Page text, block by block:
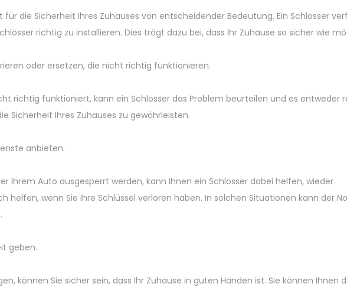
die Sicherheit Ihres Zuhauses von entscheidender Bedeutung. Ein Schlosser
richtig zu installieren. Dies trägt dazu bei, dass Ihr Zuhause so sicher wie
oder ersetzen, die nicht richtig funktionieren.
richtig funktioniert, kann ein Schlosser das Problem beurteilen und es entweder
Sicherheit Ihres Zuhauses zu gewährleisten.
anbieten.
Ihrem Auto ausgesperrt werden, kann Ihnen ein Schlosser dabei helfen, wieder
helfen, wenn Sie Ihre Schlüssel verloren haben. In solchen Situationen kann der
geben.
können Sie sicher sein, dass Ihr Zuhause in guten Händen ist. Sie können Ihnen